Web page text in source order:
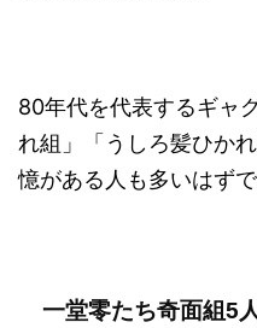
80年代を代表するギャ
れ組」「うしろ髪ひか
憶がある人も多いはずで
一堂零たち奇面組5